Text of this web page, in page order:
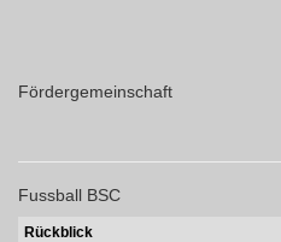
Fördergemeinschaft
Fussball BSC
Rückblick